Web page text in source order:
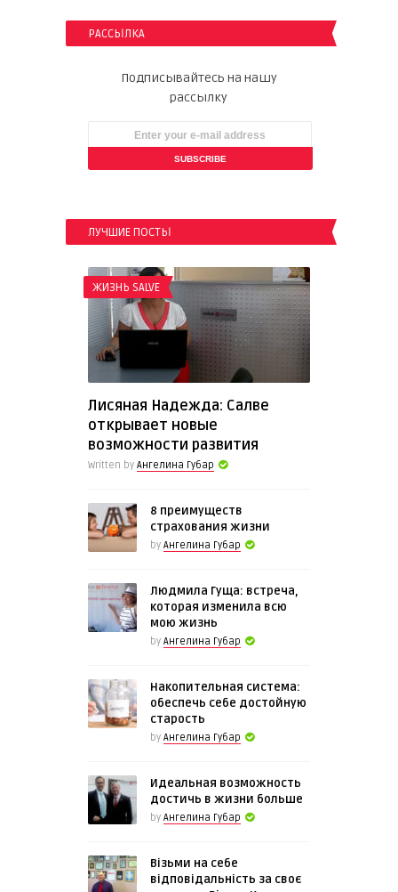
РАССЫЛКА
Подписывайтесь на нашу
рассылку
ЛУЧШИЕ ПОСТЫ
ЖИЗНЬ SALVE
Лисяная Надежда: Салве
открывает новые
возможности развития
Written by Ангелина Губар
8 преимуществ
страхования жизни
by Ангелина Губар
Людмила Гуща: встреча,
которая изменила всю
мою жизнь
by Ангелина Губар
Накопительная система:
обеспечь себе достойную
старость
by Ангелина Губар
Идеальная возможность
достичь в жизни больше
by Ангелина Губар
Візьми на себе
відповідальність за своє